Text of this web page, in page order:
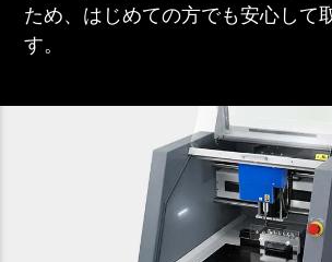
ため、はじめての方でも安心して
す。